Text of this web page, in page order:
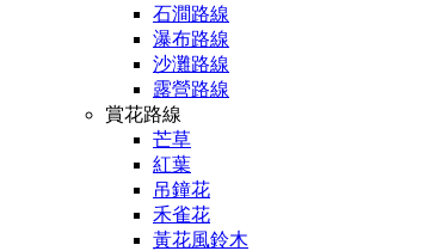
石澗路線
瀑布路線
沙灘路線
露營路線
賞花路線
芒草
紅葉
吊鐘花
禾雀花
黃花風鈴木